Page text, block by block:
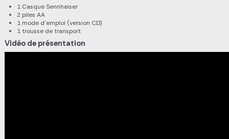
1 Casque Sennheiser
2 piles AA
1 mode d'emploi (version CD)
1 trousse de transport
Vidéo de présentation